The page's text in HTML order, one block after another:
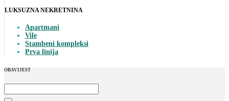
LUKSUZNA NEKRETNINA
Apartmani
Vile
Stambeni kompleksi
Prva linija
OBAVIJEST